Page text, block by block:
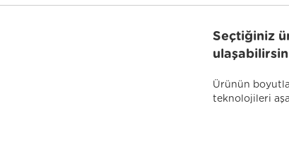
Seçtiğiniz
Ürünün
teknolojileri